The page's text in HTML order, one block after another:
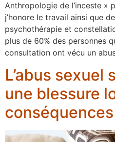
Anthropologie de l’inceste »
j’honore le travail ainsi que
psychothérapie et
plus de 60% des personnes
consultation ont vécu un
L’abus sexuel
une blessure
conséquences